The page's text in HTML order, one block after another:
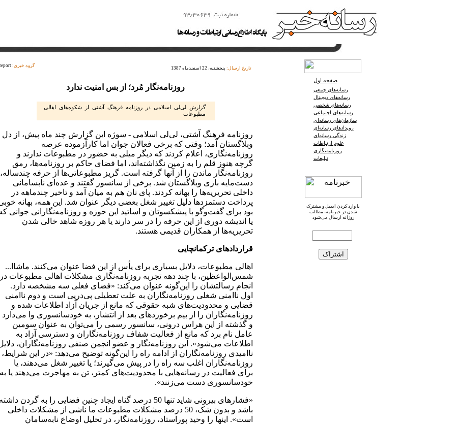
گروه خبری: تاریخ ارسال: پنجشنبه، 22 اسفندماه 1387
روزنامه‌نگار مُرد؛ از بس امنیت ندارد
گزارش لی‌لی اسلامی در روزنامه فرهنگ آشتی از شکوه‌های اهالی
مطبوعات
روزنامه فرهنگ آشتی، لی‌لی اسلامی - سوژه این گزارش چند ماه پیش، از دل
وبلاگستان آمد؛ وقتی که برخی فعالان جوان اما کارآزموده عرصه
روزنامه‌نگاری، اعلام کردند که دیگر میلی به حضور در مطبوعات ندارند و
گرچه هنوز قلم را به زمین نگذاشته‌اند، اما فضای حاکم بر روزنامه‌ها، رمق
روزنامه‌نگار ماندن را از آنها گرفته است. گریز مطبوعاتی‌ها از حرفه چندساله،
دست‌مایه بازی وبلاگستان شد. برخی از سانسور گفتند و عده‌ای نابسامانی
داخلی تحریریه‌ها را بهانه کردند. پای نان هم به میان آمد و تاخیر چندماهه در
پرداخت دستمزدها دلیل تغییر شغل بعضی دیگر عنوان شد. این همه، بهانه
بود برای گفت‌وگو با پیشکسوتان و اساتید این حوزه و روزنامه‌نگارانی جوانی
یا اندیشه دوری از این حرفه را در سر دارند یا هر روزه شاهد خالی شدن
تحریریه‌ها از همکاران قدیمی هستند.
قراردادهای ترکمانچایی
اهالی مطبوعات، دلایل بسیاری برای یأس از این فضا عنوان می‌کنند. ماشا‌ا...
شمس‌الواعظین، با چند دهه تجربه روزنامه‌نگاری مشکلات اهالی مطبوعات در
انجام رسالتشان را این‌گونه عنوان می‌کند: «فضای فعلی سه مشخصه دارد.
اول ناامنی شغلی روزنامه‌نگاران به علت تعطیلی پی‌در‌پی است و دوم ناامنی
قضایی و محدودیت‌های شبه حقوقی که مانع از جریان آزاد اطلاعات شده و
روزنامه‌نگاران را از بیم برخوردهای بعد از انتشار، به خودسانسوری وا می‌دارد
و گذشته از این هراس درونی، سانسور رسمی را می‌توان به عنوان سومین
عامل نام برد که مانع از فعالیت شفاف روزنامه‌نگاران و دسترسی آزاد به
اطلاعات می‌شود». این روزنامه‌نگار و عضو انجمن صنفی روزنامه‌‌نگاران،
ناامیدی روزنامه‌نگاران از ادامه راه را این‌گونه توضیح می‌دهد: «در این شرایط،
روزنامه‌نگاران اغلب سه راه را در پیش می‌گیرند؛ یا تغییر شغل می‌دهند، یا
برای فعالیت در رسانه‌هایی با محدودیت‌های کمتر، تن به مهاجرت می‌دهند یا به
خودسانسوری دست می‌زنند».
«فشارهای بیرونی شاید تنها 50 درصد گناه ایجاد چنین فضایی را به گردن داشته
باشد و بدون شک، 50 درصد مشکلات مطبوعات ما ناشی از مشکلات داخلی
است». اینها را وحید پوراستاد، روزنامه‌نگار، در تحلیل اوضاع نابه‌سامان
صفحه اول
رسانه‌های جمعی
رسانه‌های دیجیتال
رسانه‌های شخصی
رسانه‌های اجتماعی
سازمان‌های رسانه‌ای
رویدادهای رسانه‌ای
زندگی رسانه‌ای
علوم ارتباطات
روزنامه‌نگاری
تبلیغات
با وارد کردن ایمیل و مشترک
شدن در خبرنامه، مطالب
روزانه ارسال می‌شود